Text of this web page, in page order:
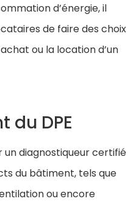
d’énergie, il
de faire des choix
ou la location d’un
du DPE
un diagnostiqueur certifié
du bâtiment, tels que
ou encore